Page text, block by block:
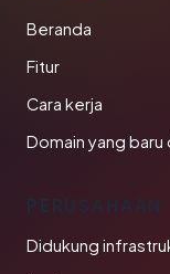
Beranda
Fitur
Cara kerja
Domain yang baru
PERUSAHAAN
Didukung